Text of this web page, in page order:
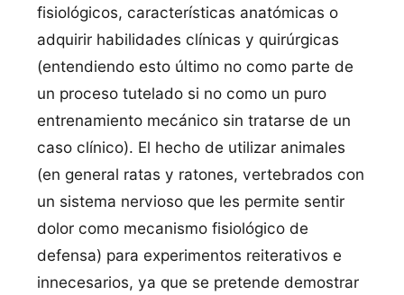
fisiológicos, caracterí­sticas anatómicas o
adquirir habilidades clí­nicas y quirúrgicas
(entendiendo esto último no como parte de
un proceso tutelado si no como un puro
entrenamiento mecánico sin tratarse de un
caso clí­nico). El hecho de utilizar animales
(en general ratas y ratones, vertebrados con
un sistema nervioso que les permite sentir
dolor como mecanismo fisiológico de
defensa) para experimentos reiterativos e
innecesarios, ya que se pretende demostrar